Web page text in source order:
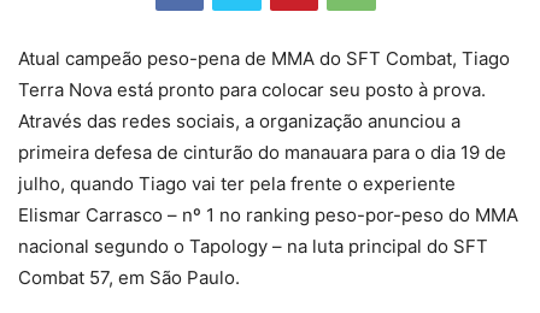
Atual campeão peso-pena de MMA do SFT Combat, Tiago
Terra Nova está pronto para colocar seu posto à prova.
Através das redes sociais, a organização anunciou a
primeira defesa de cinturão do manauara para o dia 19 de
julho, quando Tiago vai ter pela frente o experiente
Elismar Carrasco – nº 1 no ranking peso-por-peso do MMA
nacional segundo o Tapology – na luta principal do SFT
Combat 57, em São Paulo.